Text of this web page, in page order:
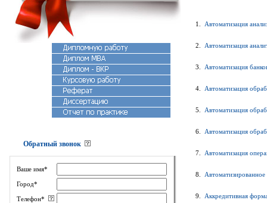
Обратный звонок
Ваше имя*
Город*
Телефон*
1. Автоматизация
2. Автоматизация
3. Автоматизация
4. Автоматизация
5. Автоматизация
6. Автоматизация
7. Автоматизация
8.
9. Аккредитивная